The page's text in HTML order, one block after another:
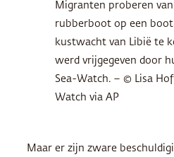
Migranten proberen
rubberboot op een boot
kustwacht van Libië te
werd vrijgegeven door
Sea-Watch. – © Lisa
Watch via AP
Maar er zijn zware